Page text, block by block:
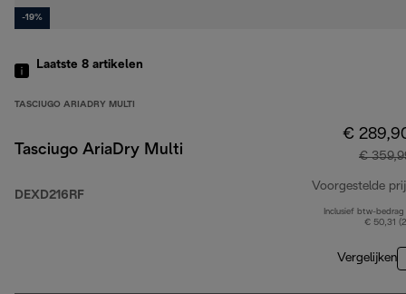
-19%
Laatste 8 artikelen
TASCIUGO ARIADRY MULTI
Tasciugo AriaDry Multi
DEXD216RF
€
€
Voorgestelde
Inclusief btw-bedrag
€ 50,31
Vergelijken